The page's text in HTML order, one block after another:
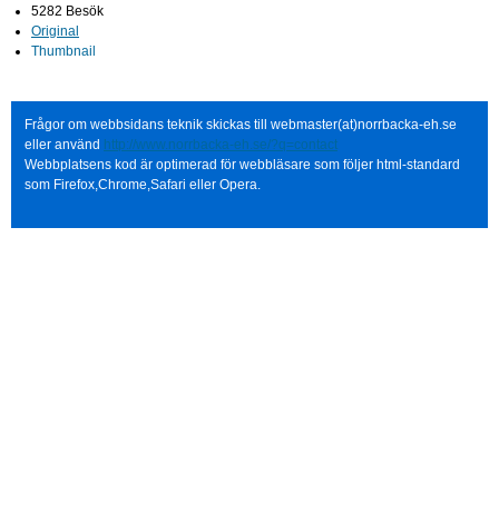
5282 Besök
Original
Thumbnail
Frågor om webbsidans teknik skickas till webmaster(at)norrbacka-eh.se
eller använd http://www.norrbacka-eh.se/?q=contact
Webbplatsens kod är optimerad för webbläsare som följer html-standard
som Firefox,Chrome,Safari eller Opera.